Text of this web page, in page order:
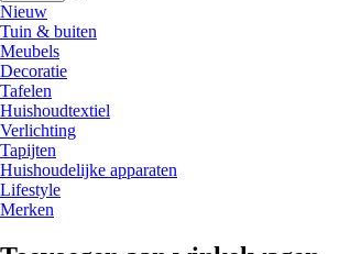
Nieuw
Tuin & buiten
Meubels
Decoratie
Tafelen
Huishoudtextiel
Verlichting
Tapijten
Huishoudelijke apparaten
Lifestyle
Merken